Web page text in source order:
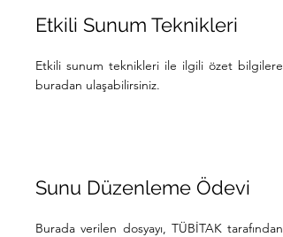
Etkili Sunum Teknikleri
Etkili sunum teknikleri ile ilgili özet bilgilere
buradan ulaşabilirsiniz.
Sunu Düzenleme Ödevi
Burada verilen dosyayı, TÜBİTAK tarafından